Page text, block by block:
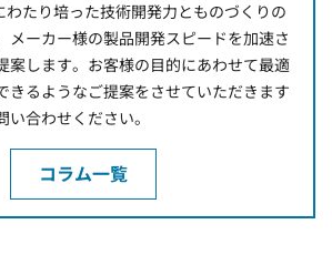
わたり培った技術開発力とものづくりの
メーカー様の製品開発スピードを加速さ
案します。お客様の目的にあわせて最適
きるようなご提案をさせていただきます
合わせください。
コラム一覧